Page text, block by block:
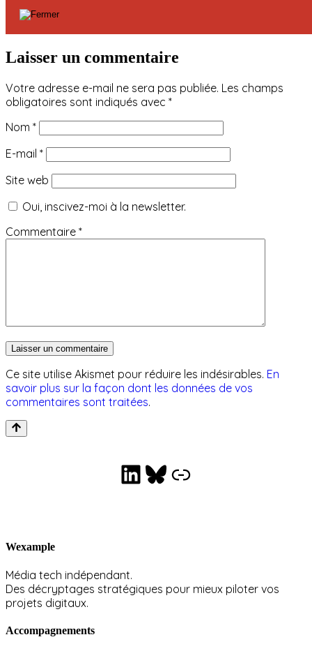
Laisser un commentaire
Votre adresse e-mail ne sera pas publiée. Les champs
obligatoires sont indiqués avec *
Nom *
E-mail *
Site web
Oui, inscivez-moi à la newsletter.
Commentaire *
Ce site utilise Akismet pour réduire les indésirables. En
savoir plus sur la façon dont les données de vos
commentaires sont traitées.
LinkedIn
Bluesky
Collaborations éditoriales
Wexample
Média tech indépendant.
Des décryptages stratégiques pour mieux piloter vos
projets digitaux.
Accompagnements